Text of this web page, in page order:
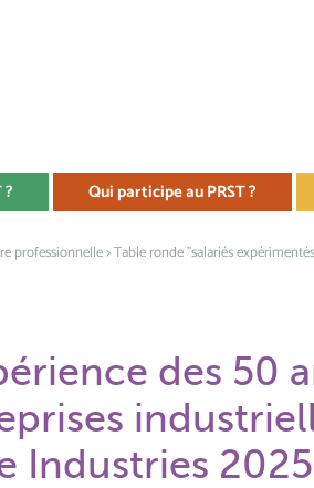
Qui participe au PRST ?
professionnelle> Table ronde "salariés
des 50
Industries 2025